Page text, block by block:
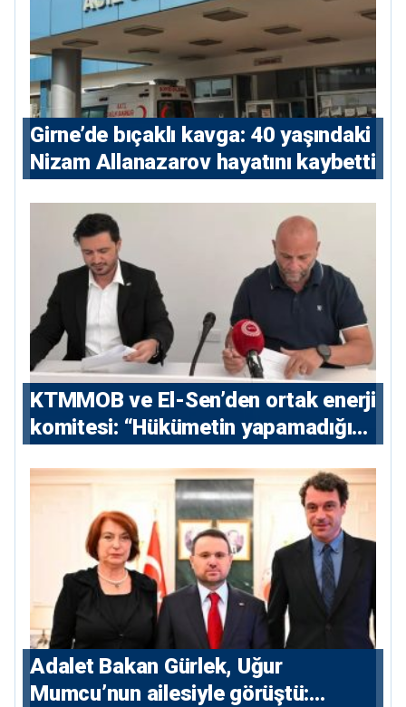
Girne’de bıçaklı kavga: 40 yaşındaki
Nizam Allanazarov hayatını kaybetti
KTMMOB ve El-Sen’den ortak enerji
komitesi: “Hükümetin yapamadığını
Adalet Bakan Gürlek, Uğur
Mumcu’nun ailesiyle görüştü: